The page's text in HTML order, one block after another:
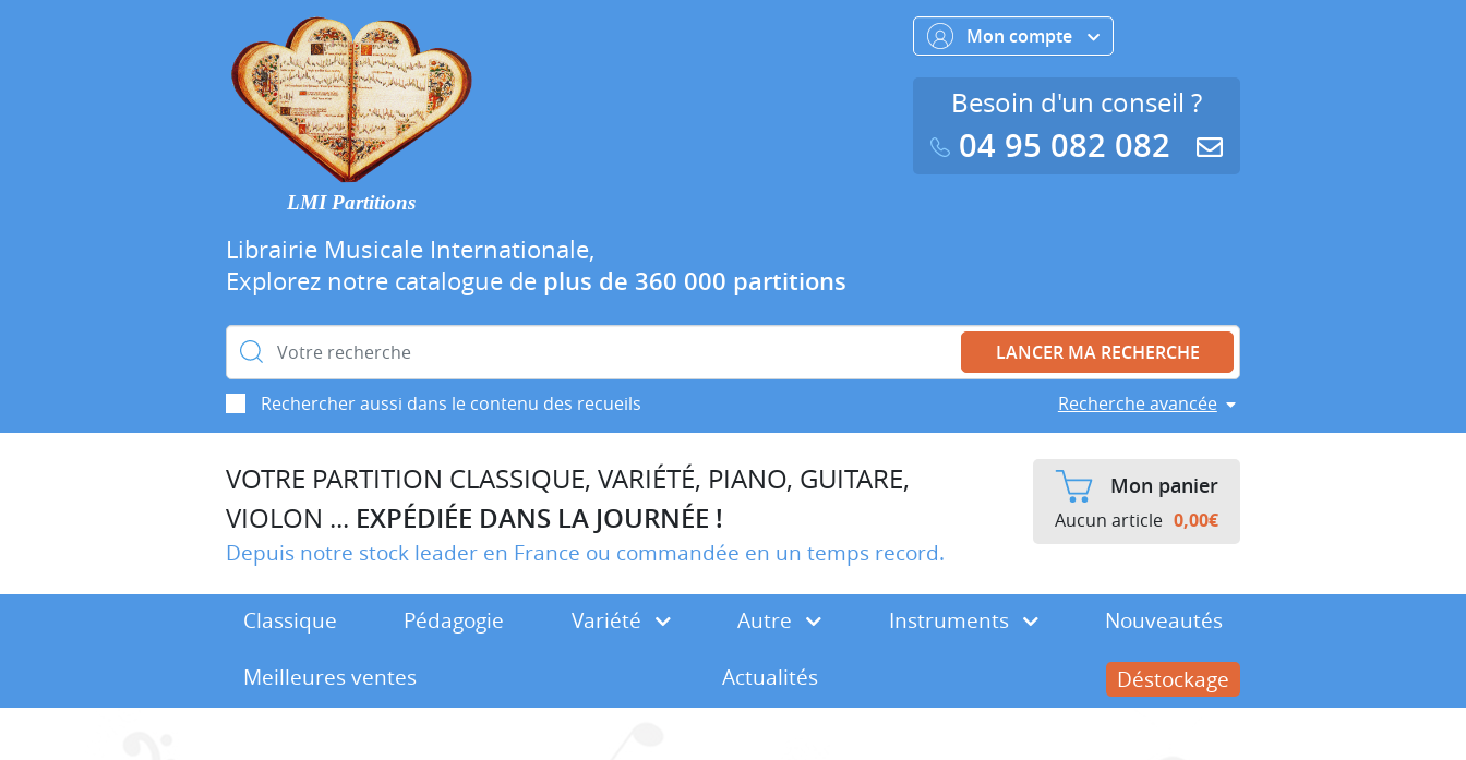
LMI Partitions
Librairie Musicale Internationale,
Explorez notre catalogue de plus de 360 000 partitions
Rechercher :
Rechercher aussi dans le contenu des recueils Recherche avancée
Mon compte
Besoin d'un conseil ?
04 95 082 082
VOTRE PARTITION CLASSIQUE, VARIÉTÉ, PIANO, GUITARE,
VIOLON ... EXPÉDIÉE DANS LA JOURNÉE !
Depuis notre stock leader en France ou commandée en un temps record.
Mon panier
Aucun article 0,00€
Classique Pédagogie Variété Autre Instruments
Nouveautés
Meilleures ventes
Actualités Déstockage